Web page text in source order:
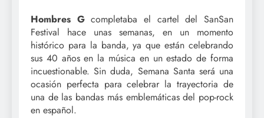
Hombres Gcompletaba el cartel del SanSan
Festival hace unas semanas, en un momento
histórico para la banda, ya que están celebrando
sus 40 años en la música en un estado de forma
incuestionable. Sin duda, Semana Santa será una
ocasión perfecta para celebrar la trayectoria de
una de las bandas más emblemáticas del pop-rock
en español.